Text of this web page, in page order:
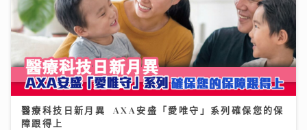
醫療科技日新月異 AXA安盛「愛唯守」系列確保您的保
障跟得上